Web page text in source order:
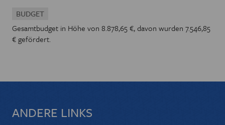
BUDGET
Gesamtbudget in Höhe von 8.878,65 €, davon wurden 7.546,85
€ gefördert.
ANDERE LINKS